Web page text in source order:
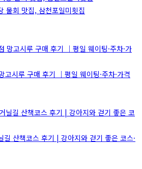
물회 맛집, 삼천포일미횟집
고시루 구매 후기 ｜평일 웨이팅·주차·가격
길 산책코스 후기 | 강아지와 걷기 좋은 코스·